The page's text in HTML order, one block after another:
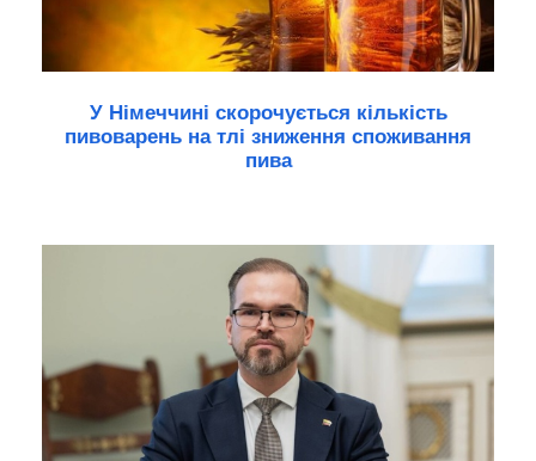
У Німеччині скорочується кількість
пивоварень на тлі зниження споживання
пива